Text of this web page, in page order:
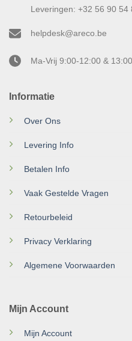
Informatie
Over Ons
Levering Info
Betalen Info
Vaak Gestelde Vragen
Retourbeleid
Privacy Verklaring
Algemene Voorwaarden
Mijn Account
Mijn Account
Leveringen: +32 56 90 54
helpdesk@areco.be
Ma-Vrij 9:00-12:00 &